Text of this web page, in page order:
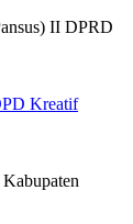
II DPRD
Kreatif